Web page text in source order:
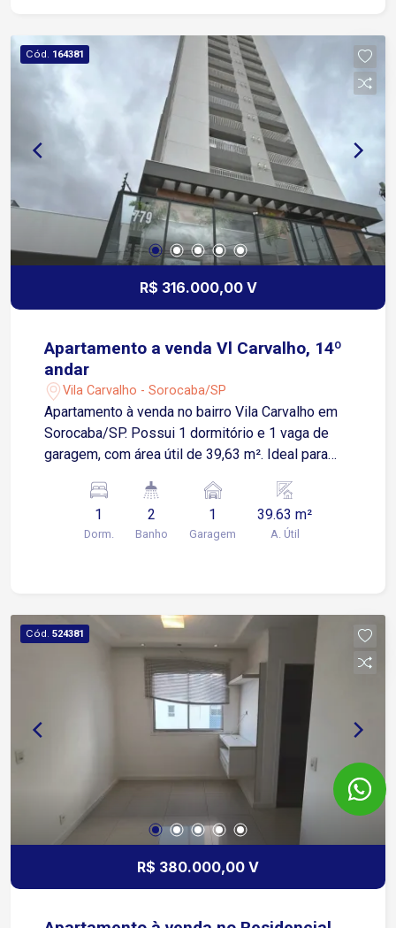
Cód. 164381
R$ 316.000,00 V
Apartamento a venda Vl Carvalho, 14º
andar
Vila Carvalho - Sorocaba/SP
Apartamento à venda no bairro Vila Carvalho em
Sorocaba/SP. Possui 1 dormitório e 1 vaga de
garagem, com área útil de 39,63 m². Ideal para
localização tranquila. Aproveite essa
oportunidade!
1
Dorm.
2
Banho
1
Garagem
39.63 m²
A. Útil
Cód. 524381
R$ 380.000,00 V